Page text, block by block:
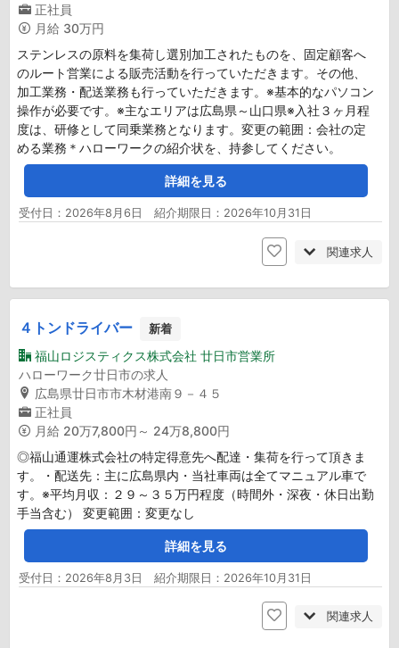
正社員
月給 30万円
ステンレスの原料を集荷し選別加工されたものを、固定顧客へ
のルート営業による販売活動を行っていただきます。その他、
加工業務・配送業務も行っていただきます。※基本的なパソコン
操作が必要です。※主なエリアは広島県～山口県※入社３ヶ月程
度は、研修として同乗業務となります。変更の範囲：会社の定
める業務＊ハローワークの紹介状を、持参してください。
詳細を見る
受付日：2026年8月6日 紹介期限日：2026年10月31日
関連求人
４トンドライバー 新着
福山ロジスティクス株式会社 廿日市営業所
ハローワーク廿日市の求人
広島県廿日市市木材港南９－４５
正社員
月給 20万7,800円～ 24万8,800円
◎福山通運株式会社の特定得意先へ配達・集荷を行って頂きま
す。・配送先：主に広島県内・当社車両は全てマニュアル車で
す。※平均月収：２９～３５万円程度（時間外・深夜・休日出勤
手当含む） 変更範囲：変更なし
詳細を見る
受付日：2026年8月3日 紹介期限日：2026年10月31日
関連求人